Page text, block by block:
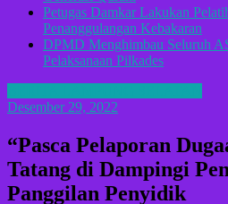
Petugas Damkar Lakukan
Penanggulangan Kebakaran
DPMD Menghimbau Seluruh
Pelaksanaan Pilkades
Desember 29, 2022
“Pasca Pelaporan
Tatang di Dampingi
Panggilan Penyidik